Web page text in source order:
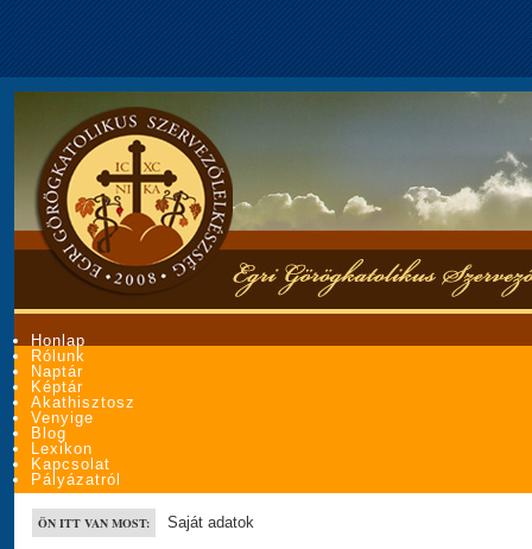
Honlap
Rólunk
Naptár
Képtár
Akathisztosz
Venyige
Blog
Lexikon
Kapcsolat
Pályázatról
ÖN ITT VAN MOST: Saját adatok